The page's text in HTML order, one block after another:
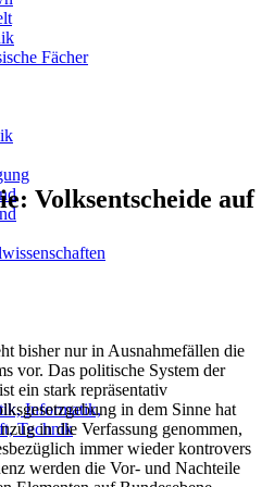
Fächer
Informatik,
Technik
Volksentscheide auf
bisher nur in Ausnahmefällen die
vor. Das politische System der
ein stark repräsentativ
in dem Sinne hat
in die Verfassung genommen,
immer wieder kontrovers
werden die Vor- und Nachteile